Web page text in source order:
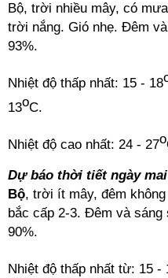
Bộ, trời nhiều mây, có
trời nắng. Gió nhẹ. Đêm
93%.
Nhiệt độ thấp nhất: 15 - 18
13oC.
Nhiệt độ cao nhất: 24 - 27o
Dự báo thời tiết ngày mai
Bộ, trời ít mây, đêm
bắc cấp 2-3. Đêm và
90%.
Nhiệt độ thấp nhất từ: 15 -